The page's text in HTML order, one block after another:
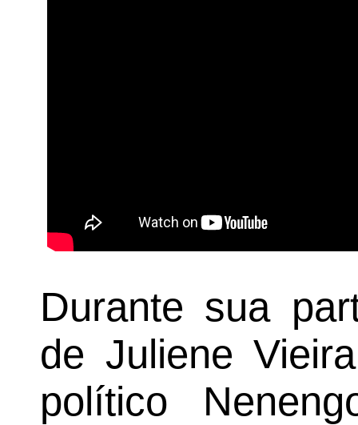
Durante sua
de Juliene
político